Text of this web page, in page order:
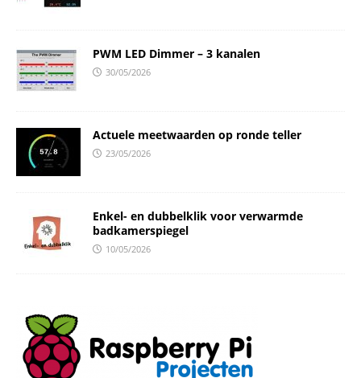
PWM LED Dimmer – 3 kanalen
30/05/2026
Actuele meetwaarden op ronde teller
23/05/2026
Enkel- en dubbelklik voor verwarmde
badkamerspiegel
10/05/2026